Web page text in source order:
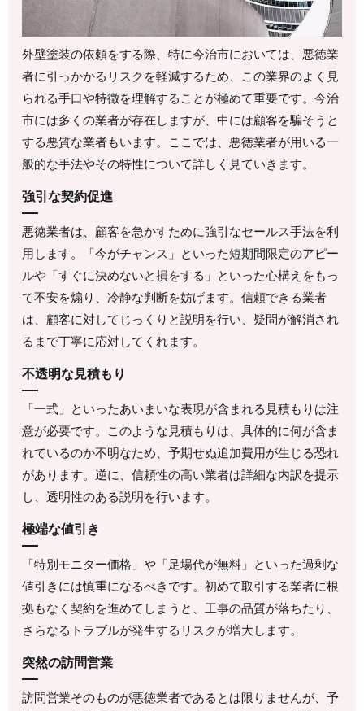
外壁塗装の依頼をする際、特に今治市においては、悪徳業
者に引っかかるリスクを軽減するため、この業界のよく見
られる手口や特徴を理解することが極めて重要です。今治
市には多くの業者が存在しますが、中には顧客を騙そうと
する悪質な業者もいます。ここでは、悪徳業者が用いる一
般的な手法やその特性について詳しく見ていきます。
強引な契約促進
悪徳業者は、顧客を急かすために強引なセールス手法を利
用します。「今がチャンス」といった短期間限定のアピー
ルや「すぐに決めないと損をする」といった心構えをもっ
て不安を煽り、冷静な判断を妨げます。信頼できる業者
は、顧客に対してじっくりと説明を行い、疑問が解消され
るまで丁寧に応対してくれます。
不透明な見積もり
「一式」といったあいまいな表現が含まれる見積もりは注
意が必要です。このような見積もりは、具体的に何が含ま
れているのか不明なため、予期せぬ追加費用が生じる恐れ
があります。逆に、信頼性の高い業者は詳細な内訳を提示
し、透明性のある説明を行います。
極端な値引き
「特別モニター価格」や「足場代が無料」といった過剰な
値引きには慎重になるべきです。初めて取引する業者に根
拠もなく契約を進めてしまうと、工事の品質が落ちたり、
さらなるトラブルが発生するリスクが増大します。
突然の訪問営業
訪問営業そのものが悪徳業者であるとは限りませんが、予